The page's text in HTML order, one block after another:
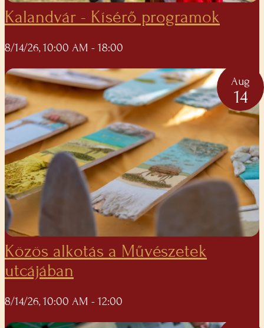
Kalandvár - Kísérő programok
8/14/26, 10:00 AM - 18:00
Aug
14
Közös alkotás a Művészetek
utcájában
8/14/26, 10:00 AM - 12:00